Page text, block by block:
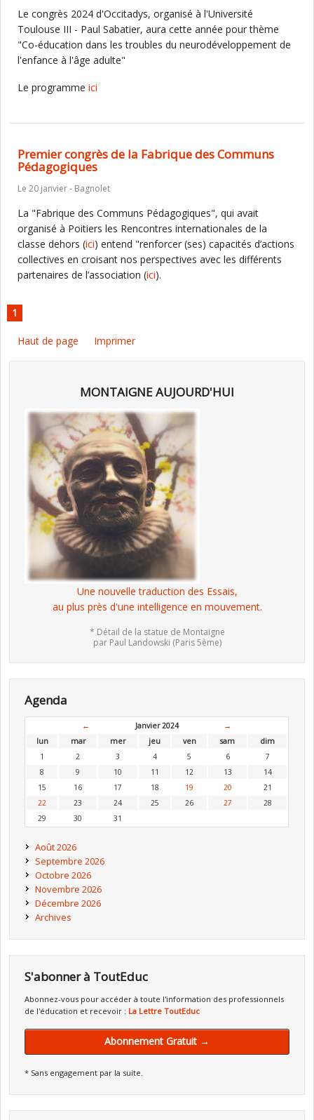
Le congrès 2024 d'Occitadys, organisé à l'Université
Toulouse III - Paul Sabatier, aura cette année pour thème
"Co-éducation dans les troubles du neurodéveloppement de
l'enfance à l'âge adulte"
Le programme ici
Premier congrès de la Fabrique des Communs
Pédagogiques
Le 20 janvier - Bagnolet
La "Fabrique des Communs Pédagogiques", qui avait
organisé à Poitiers les Rencontres internationales de la
classe dehors (ici) entend "renforcer (ses) capacités d’actions
collectives en croisant nos perspectives avec les différents
partenaires de l’association (ici).
1
Haut de page Imprimer
MONTAIGNE AUJOURD'HUI
Une nouvelle traduction des Essais,
au plus près d'une intelligence en mouvement.
* Détail de la statue de Montaigne
par Paul Landowski (Paris 5ème)
Agenda
← Janvier 2024
→
lun
mar mer jeu ven sam
dim
1
2 3 4 5 6
7
8
9 10 11 12 13
14
15
16 17 18 19 20
21
22
23 24 25 26 27
28
29
30 31
Août 2026
Septembre 2026
Octobre 2026
Novembre 2026
Décembre 2026
Archives
S'abonner à ToutEduc
Abonnez-vous pour accéder à toute l'information des professionnels
de l'éducation et recevoir : La Lettre ToutEduc
Abonnement Gratuit →
* Sans engagement par la suite.